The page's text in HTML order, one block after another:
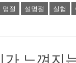
명절 설명절 실험
가 느껴지